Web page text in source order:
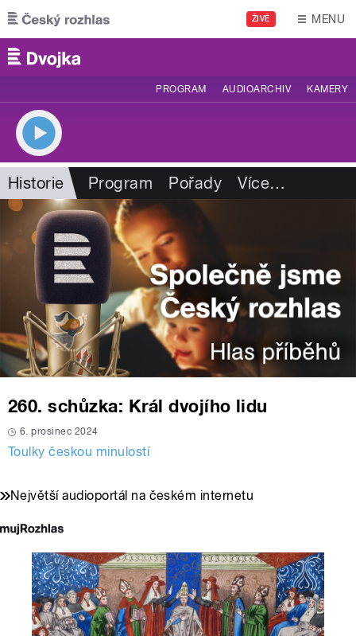
Přejít k hlavnímu obsahu
ŽIVĚ MENU
PROGRAM AUDIOARCHIV KAMERY
Historie Program Pořady Více…
260. schůzka: Král dvojího lidu
6. prosinec 2024
Toulky českou minulostí
Největší audioportál na českém internetu